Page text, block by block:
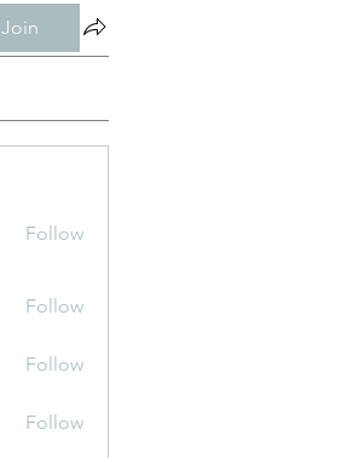
Join
Follow
Follow
Follow
Follow